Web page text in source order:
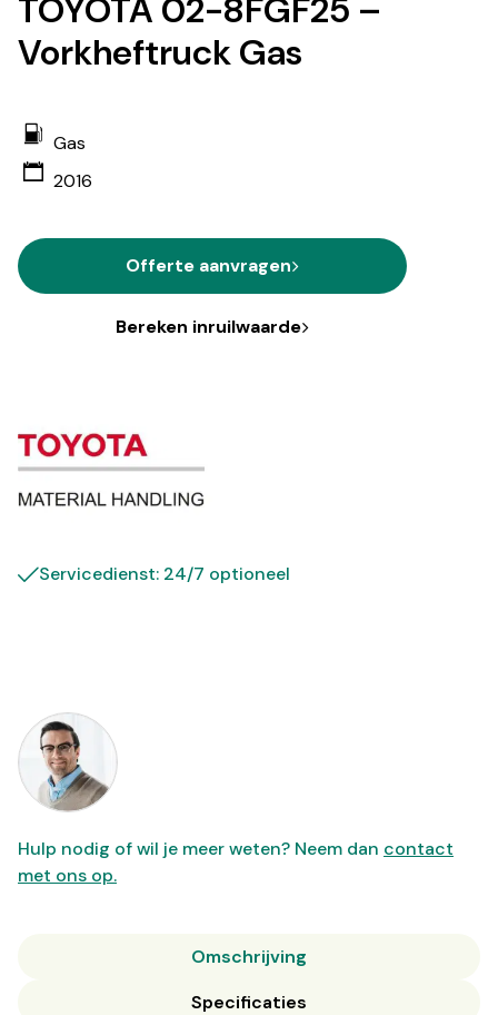
TOYOTA 02-8FGF25 –
Vorkheftruck Gas
Gas
2016
Offerte aanvragen
Bereken inruilwaarde
Servicedienst: 24/7 optioneel
Hulp nodig of wil je meer weten? Neem dan contact
met ons op.
Omschrijving
Specificaties